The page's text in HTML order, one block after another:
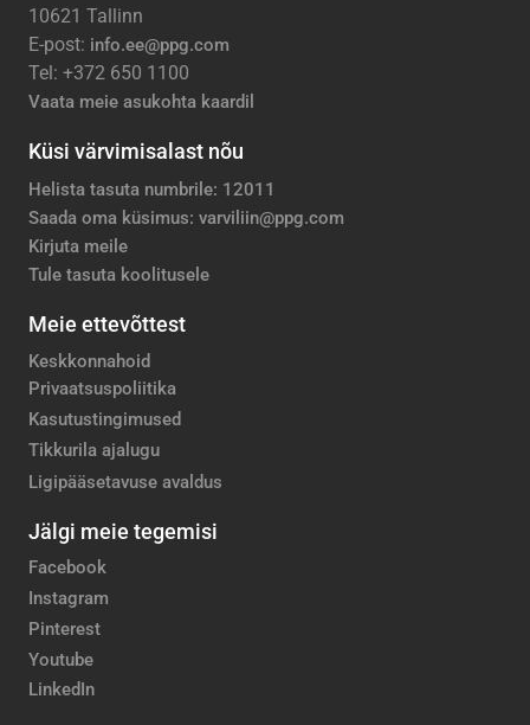
10621 Tallinn
E-post: info.ee@ppg.com
Tel: +372 650 1100
Vaata meie asukohta kaardil
Küsi värvimisalast nõu
Helista tasuta numbrile: 12011
Saada oma küsimus: varviliin@ppg.com
Kirjuta meile
Tule tasuta koolitusele
Meie ettevõttest
Keskkonnahoid
Privaatsuspoliitika
Kasutustingimused
Tikkurila ajalugu
Ligipääsetavuse avaldus
Jälgi meie tegemisi
Facebook
Instagram
Pinterest
Youtube
LinkedIn